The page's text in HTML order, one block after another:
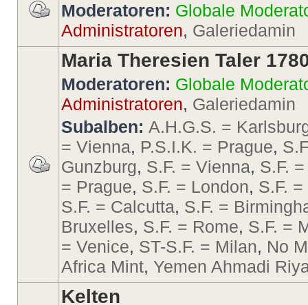
Moderatoren: Globale
Administratoren, Galeriedamin
Maria Theresien Taler
Moderatoren: Globale
Administratoren, Galeriedamin
Subalben: A.H.G.S. =
= Vienna, P.S.I.K. = Prague,
Gunzburg, S.F. = Vienna, S.F.
= Prague, S.F. = London, S.F.
S.F. = Calcutta, S.F. =
Bruxelles, S.F. = Rome, S.F. =
= Venice, ST-S.F. = Milan, No
Africa Mint, Yemen Ahmadi
Kelten